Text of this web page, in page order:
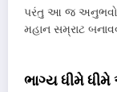
પરંતુ આ જ અનુભવો
મહાન સમ્રાટ
ભાગ્ય ધીમે